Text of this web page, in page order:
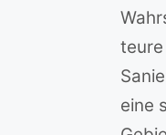
eine